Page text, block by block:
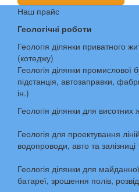
Наш прайс
Геологічні роботи
Геологія ділянки приватного
(котеджу)
Геологія ділянки промислової
підстанція, автозаправки,
ін.)
Геологія ділянки для висотних
Геологія для проектування
водопроводи, авто та залізниці
Геологія ділянки для
батареї, зрошення полів,